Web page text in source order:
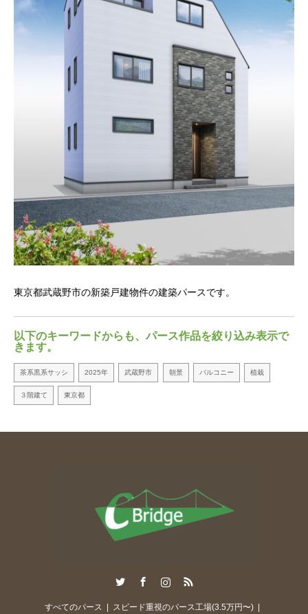
東京都武蔵野市の新築戸建物件の建築パースです。
以下のキーワードからも、パース作品を絞り込み表示で
きます。
茶系黒系サッシ 2025年 武蔵野市 朝景 バルコニー 植栽
３階建て 東京都
RSS
すべてのパース スピード重視のパース工場(3.5万円〜)